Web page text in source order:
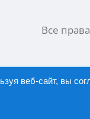
Все
веб-сайт, вы